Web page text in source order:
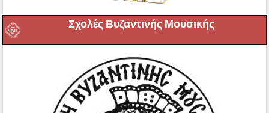
Σχολές Βυζαντινής Μουσικής